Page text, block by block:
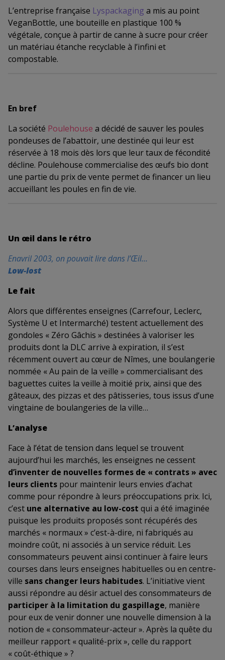
L’entreprise française Lyspackaging a mis au point
VeganBottle, une bouteille en plastique 100 %
végétale, conçue à partir de canne à sucre pour créer
un matériau étanche recyclable à l’infini et
compostable.
En bref
La société Poulehouse a décidé de sauver les poules
pondeuses de l’abattoir, une destinée qui leur est
réservée à 18 mois dès lors que leur taux de fécondité
décline. Poulehouse commercialise des œufs bio dont
une partie du prix de vente permet de financer un lieu
accueillant les poules en fin de vie.
Un œil dans le rétro
Enavril 2003, on pouvait lire dans l’Œil…
Low-lost
Le fait
Alors que différentes enseignes (Carrefour, Leclerc,
Système U et Intermarché) testent actuellement des
gondoles « Zéro Gâchis » destinées à valoriser les
produits dont la DLC arrive à expiration, il s’est
récemment ouvert au cœur de Nîmes, une boulangerie
nommée « Au pain de la veille » commercialisant des
baguettes cuites la veille à moitié prix, ainsi que des
gâteaux, des pizzas et des pâtisseries, tous issus d’une
vingtaine de boulangeries de la ville…
L’analyse
Face à l’état de tension dans lequel se trouvent
aujourd’hui les marchés, les enseignes ne cessent
d’inventer de nouvelles formes de « contrats » avec
leurs clients pour maintenir leurs envies d’achat
comme pour répondre à leurs préoccupations prix. Ici,
c’est une alternative au low-cost qui a été imaginée
puisque les produits proposés sont récupérés des
marchés « normaux » c’est-à-dire, ni fabriqués au
moindre coût, ni associés à un service réduit. Les
consommateurs peuvent ainsi continuer à faire leurs
courses dans leurs enseignes habituelles ou en centre-
ville sans changer leurs habitudes. L’initiative vient
aussi répondre au désir actuel des consommateurs de
participer à la limitation du gaspillage, manière
pour eux de venir donner une nouvelle dimension à la
notion de « consommateur-acteur ». Après la quête du
meilleur rapport « qualité-prix », celle du rapport
« coût-éthique » ?